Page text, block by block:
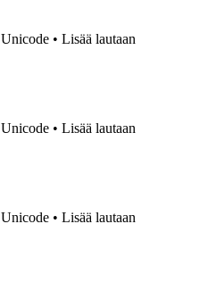
Unicode • Lisää lautaan
Unicode • Lisää lautaan
Unicode • Lisää lautaan